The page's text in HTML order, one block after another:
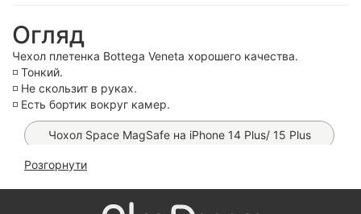
Огляд
Чехол плетенка Bottega Veneta хорошего качества.
◽️ Тонкий.
◽️ Не скользит в руках.
◽️ Есть бортик вокруг камер.
Чохол Space MagSafe на iPhone 14 Plus/ 15 Plus
Чохол Clear Metal MagSafe на iPhone 15 Plus/ 14
Розгорнути